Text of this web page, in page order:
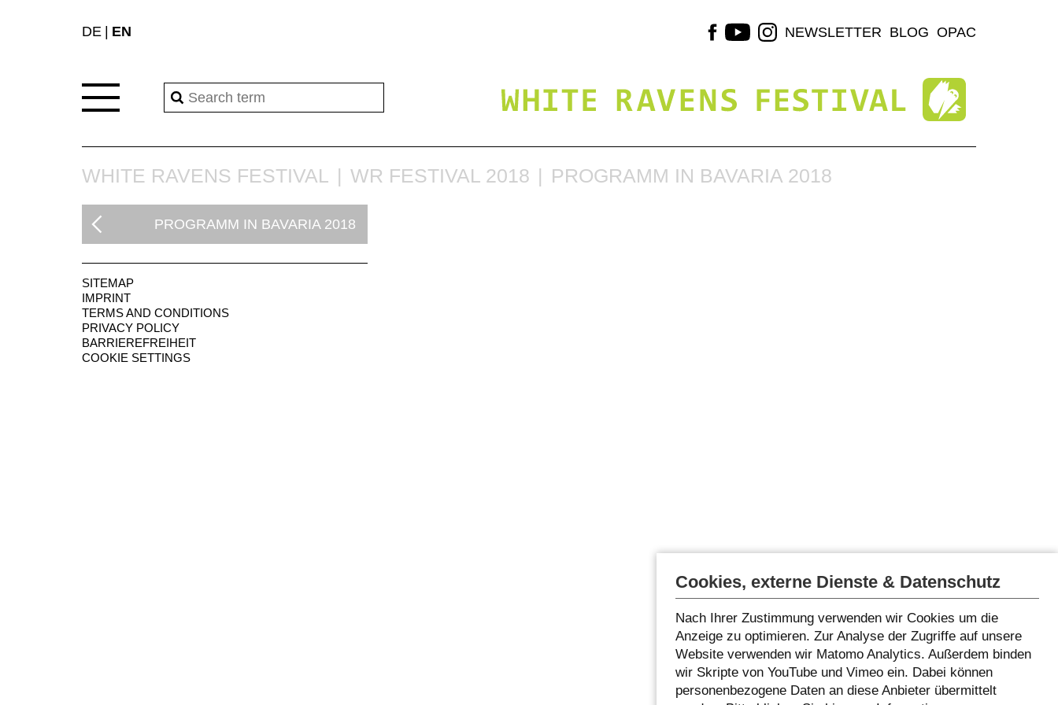
DE EN NEWSLETTER BLOG OPAC
WHITE RAVENS FESTIVAL WR FESTIVAL 2018 PROGRAMM IN BAVARIA 2018
PROGRAMM IN BAVARIA 2018
SITEMAP
IMPRINT
TERMS AND CONDITIONS
PRIVACY POLICY
BARRIEREFREIHEIT
COOKIE SETTINGS
Cookies, externe Dienste & Datenschutz
Nach Ihrer Zustimmung verwenden wir Cookies um die
Anzeige zu optimieren. Zur Analyse der Zugriffe auf unsere
Website verwenden wir Matomo Analytics. Außerdem binden
wir Skripte von YouTube und Vimeo ein. Dabei können
personenbezogene Daten an diese Anbieter übermittelt